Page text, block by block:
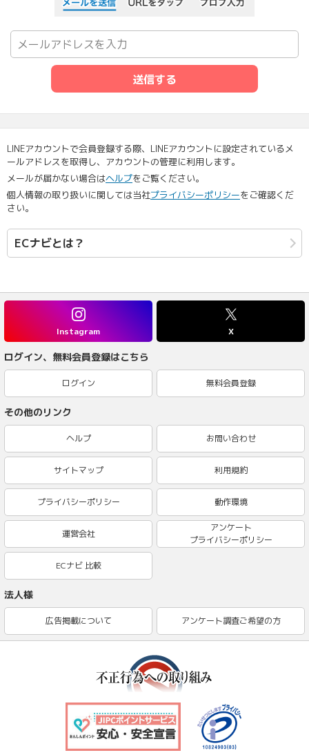
送信する
LINEアカウントで会員登録する際、LINEアカウントに設定されているメ
ールアドレスを取得し、アカウントの管理に利用します。
メールが届かない場合はヘルプをご覧ください。
個人情報の取り扱いに関しては当社プライバシーポリシーをご確認くだ
さい。
ECナビとは？
Instagram X
ログイン、無料会員登録はこちら
ログイン 無料会員登録
その他のリンク
ヘルプ お問い合わせ
サイトマップ 利用規約
プライバシーポリシー 動作環境
運営会社
アンケート
プライバシーポリシー
ECナビ 比較
法人様
広告掲載について アンケート調査ご希望の方